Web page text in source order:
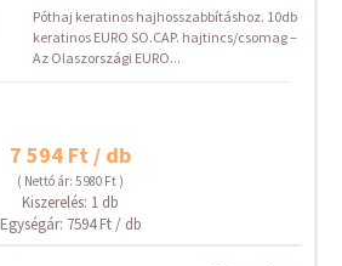
Póthaj keratinos hajhosszabbításhoz. 10db
keratinos EURO SO.CAP. hajtincs/csomag –
Az Olaszországi EURO...
7 594 Ft / db
( Nettó ár: 5 980 Ft )
Kiszerelés: 1 db
Egységár: 7594 Ft / db